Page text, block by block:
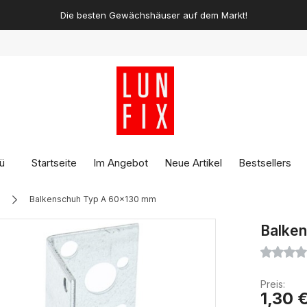
Die besten Gewächshäuser auf dem Markt!
Startseite Im Angebot Neue Artikel Bestsellers
Balkenschuh Typ A 60x130 mm
Preis:
1,30 €